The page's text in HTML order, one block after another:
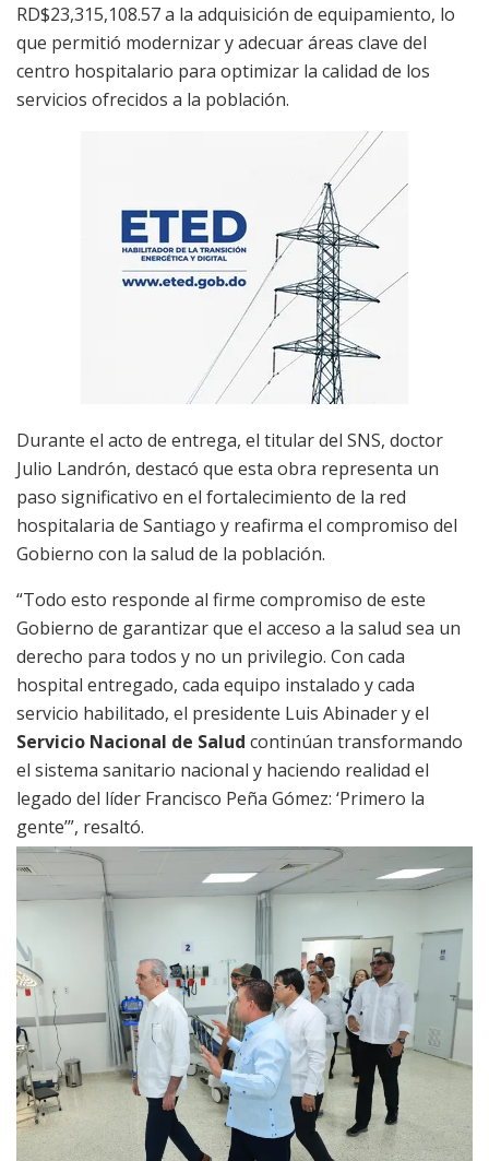
RD$23,315,108.57 a la adquisición de equipamiento, lo
que permitió modernizar y adecuar áreas clave del
centro hospitalario para optimizar la calidad de los
servicios ofrecidos a la población.
Durante el acto de entrega, el titular del SNS, doctor
Julio Landrón, destacó que esta obra representa un
paso significativo en el fortalecimiento de la red
hospitalaria de Santiago y reafirma el compromiso del
Gobierno con la salud de la población.
“Todo esto responde al firme compromiso de este
Gobierno de garantizar que el acceso a la salud sea un
derecho para todos y no un privilegio. Con cada
hospital entregado, cada equipo instalado y cada
servicio habilitado, el presidente Luis Abinader y el
Servicio Nacional de Salud continúan transformando
el sistema sanitario nacional y haciendo realidad el
legado del líder Francisco Peña Gómez: ‘Primero la
gente’”, resaltó.